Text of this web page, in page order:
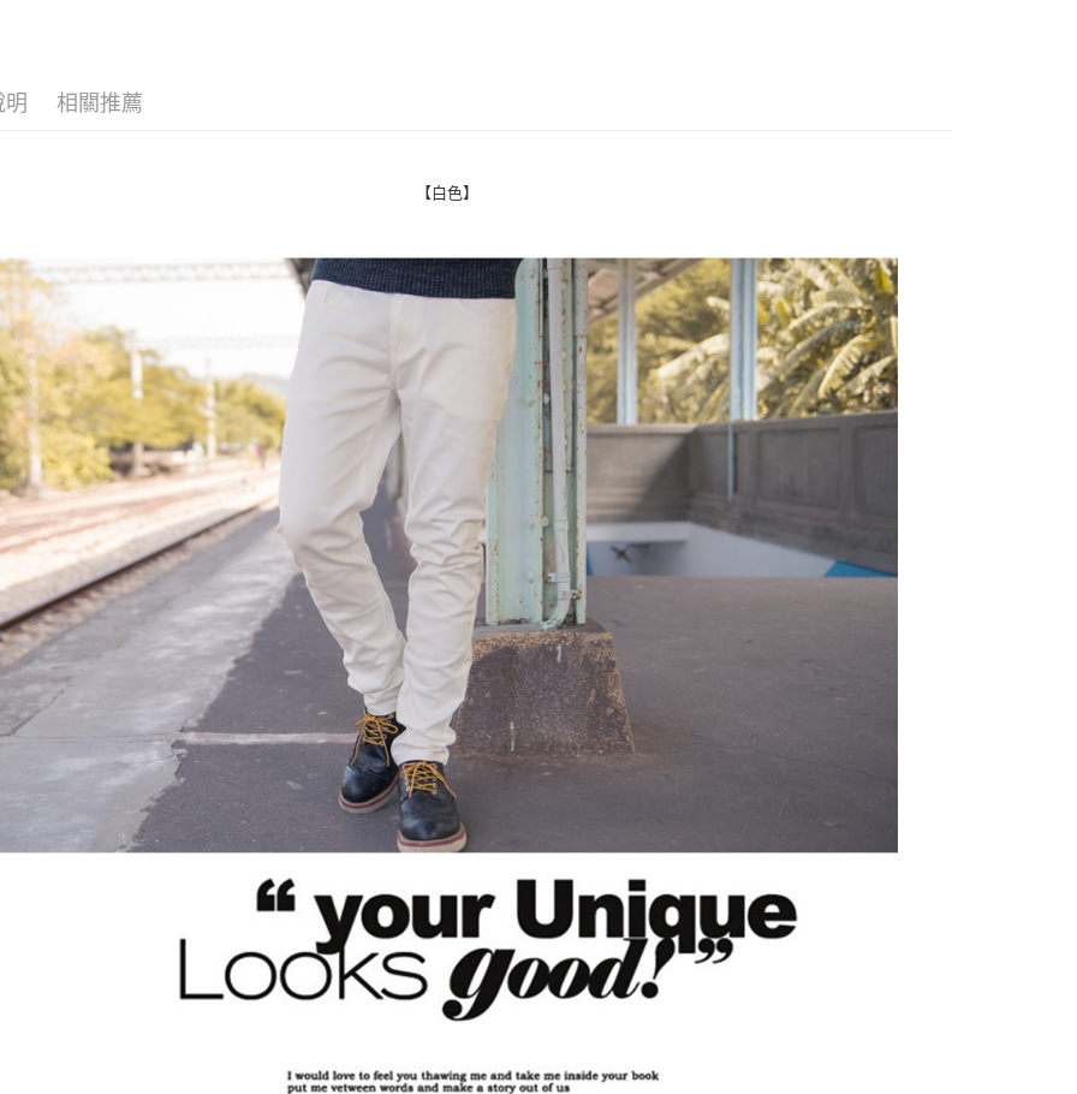
１．於結帳方式選擇「AFTEE先享後付」後，將跳轉至「AFTEE先享後
３．收到繳費通知簡訊後14天內，點擊此簡訊中的連結，可透過四大超商
／ATM／網路銀行／等多元方式進行付款，方視為交易完成。
※ 請注意：結帳手續完成當下不需立刻繳費，但若您需要取消訂單，請聯
絡購買商品的店家。未經商家同意取消之訂單仍視為有效，需透過AFTEE
先享後付繳納相關費用。
※ 交易是否成功請以「AFTEE先享後付 」之結帳頁面顯示為準，若有關於
是否繳費成功／繳費後需取消欲退款等相關疑問，請聯繫「AFTEE先享後
付客戶支援中心」https://netprotections.freshdesk.com/support/home
【注意事項】
１．透過由恩沛科技股份有限公司提供之「AFTEE先享後付」服務完成之
交易，需依本服務之必要範圍內提供個人資料，並將交易相關給付款項請
求債權轉讓予恩沛科技股份有限公司。
２．關於個人資料處理事宜，請瀏覽以下網址：
https://aftee.tw/terms/#terms3
３．未成年的使用者請事先徵得法定代理人或監護人之同意方可使用
「AFTEE先享後付」，若未經同意申辦者引起之損失，本公司不負相關責
任。
４．使用「AFTEE先享後付」時，將依據個別帳號之用戶狀況，依本公司
即時審查核予不同之上限額度；若仍有額度不足之情形，本公司將視審查
結果請求用戶進行身份認證。
５．嚴禁一人註冊多個帳號或使用他人資訊註冊。若發現惡意使用之情
形，恩沛科技股份有限公司將有權停止該用戶之使用額度並採取法律行
動。
每筆NT$80，滿NT$1,800(含以上)免運費
每筆NT$80，滿NT$1,800(含以上)免運費
7-11付款取貨
每筆NT$80，滿NT$1,800(含以上)免運費
先付款後7-11取貨
每筆NT$80，滿NT$1,800(含以上)免運費
每筆NT$120，滿NT$3,000(含以上)免運費
明 相關推薦
【白色】